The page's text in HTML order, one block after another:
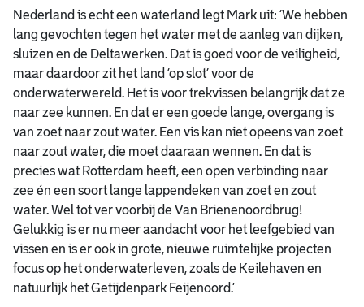
Nederland is echt een waterland legt Mark uit: ‘We hebben
lang gevochten tegen het water met de aanleg van dijken,
sluizen en de Deltawerken. Dat is goed voor de veiligheid,
maar daardoor zit het land ‘op slot’ voor de
onderwaterwereld. Het is voor trekvissen belangrijk dat ze
naar zee kunnen. En dat er een goede lange, overgang is
van zoet naar zout water. Een vis kan niet opeens van zoet
naar zout water, die moet daaraan wennen. En dat is
precies wat Rotterdam heeft, een open verbinding naar
zee én een soort lange lappendeken van zoet en zout
water. Wel tot ver voorbij de Van Brienenoordbrug!
Gelukkig is er nu meer aandacht voor het leefgebied van
vissen en is er ook in grote, nieuwe ruimtelijke projecten
focus op het onderwaterleven, zoals de Keilehaven en
natuurlijk het Getijdenpark Feijenoord.’